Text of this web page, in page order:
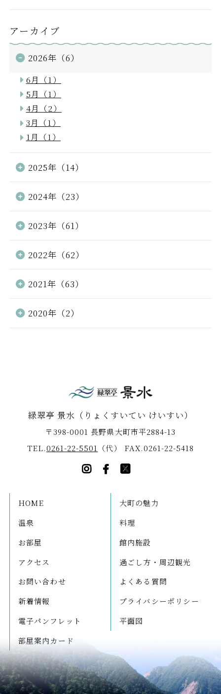
アーカイブ
2026年（6）
6月（1）
5月（1）
4月（2）
3月（1）
1月（1）
2025年（14）
2024年（23）
2023年（61）
2022年（62）
2021年（63）
2020年（2）
緑翠亭 景水 （りょくすいてい けいすい）
〒398-0001 長野県大町市平2884-13
TEL.0261-22-5501 （代） FAX.0261-22-5418
HOME
大町の魅力
温泉
料理
お部屋
館内施設
アクセス
過ごし方・周辺観光
お問い合わせ
よくある質問
新着情報
プライバシーポリシー
電子パンフレット
平面図
部屋案内カード